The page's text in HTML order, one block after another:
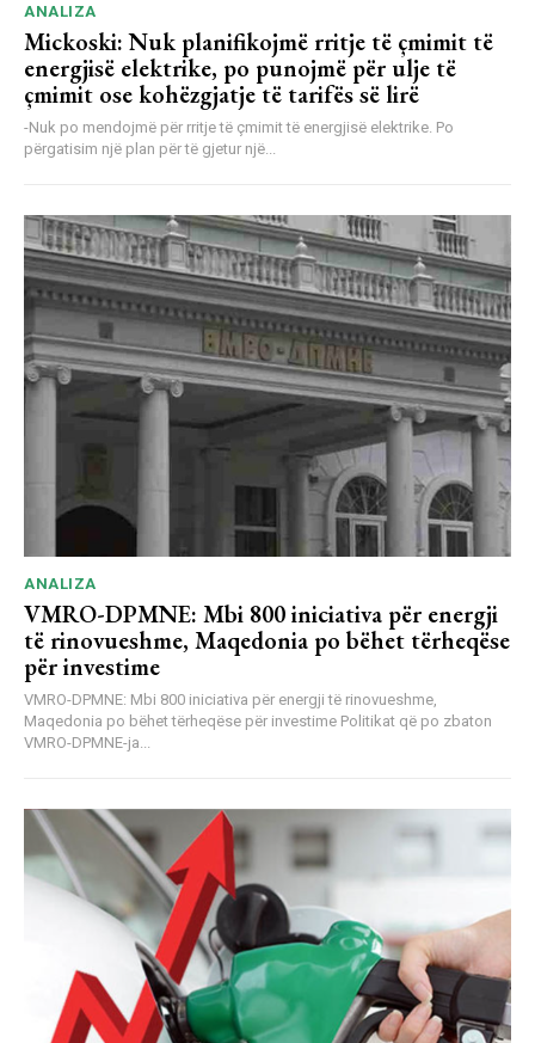
ANALIZA
Mickoski: Nuk planifikojmë rritje të çmimit të
energjisë elektrike, po punojmë për ulje të
çmimit ose kohëzgjatje të tarifës së lirë
-Nuk po mendojmë për rritje të çmimit të energjisë elektrike. Po
përgatisim një plan për të gjetur një...
ANALIZA
VMRO-DPMNE: Mbi 800 iniciativa për energji
të rinovueshme, Maqedonia po bëhet tërheqëse
për investime
VMRO-DPMNE: Mbi 800 iniciativa për energji të rinovueshme,
Maqedonia po bëhet tërheqëse për investime Politikat që po zbaton
VMRO-DPMNE-ja...